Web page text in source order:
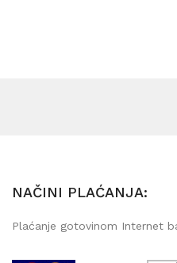
NAČINI PLAĆANJA:
Plaćanje gotovinom Internet